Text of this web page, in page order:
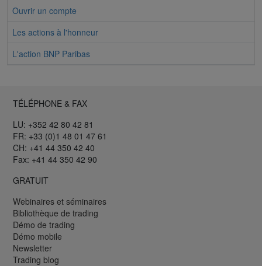
Ouvrir un compte
Les actions à l'honneur
L'action BNP Paribas
TÉLÉPHONE & FAX
LU: +352 42 80 42 81
FR: +33 (0)1 48 01 47 61
CH: +41 44 350 42 40
Fax: +41 44 350 42 90
GRATUIT
Webinaires et séminaires
Bibliothèque de trading
Démo de trading
Démo mobile
Newsletter
Trading blog